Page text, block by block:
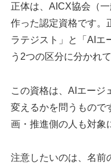
正体は、AICX協会（
作った認定資格です。
ラテジスト」と「AIエ
う2つの区分に分かれて
この資格は、AIエージ
変えるかを問うもので
画・推進側の人も対象
注意したいのは、名前